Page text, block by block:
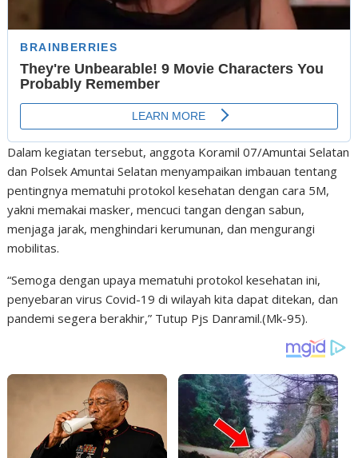
Dalam kegiatan tersebut, anggota Koramil 07/Amuntai Selatan
dan Polsek Amuntai Selatan menyampaikan imbauan tentang
pentingnya mematuhi protokol kesehatan dengan cara 5M,
yakni memakai masker, mencuci tangan dengan sabun,
menjaga jarak, menghindari kerumunan, dan mengurangi
mobilitas.
“Semoga dengan upaya mematuhi protokol kesehatan ini,
penyebaran virus Covid-19 di wilayah kita dapat ditekan, dan
pandemi segera berakhir,” Tutup Pjs Danramil.(Mk-95).